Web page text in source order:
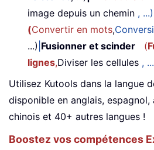
image depuis un chemin , ...)
(Convertir en mots,
...) Fusionner et scinder (
lignes,Diviser les cellules ,
Utilisez Kutools dans la langue
disponible en anglais, espagnol,
chinois et 40+ autres langues !
Boostez vos compétences